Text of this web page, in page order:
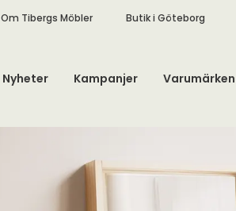
Om Tibergs Möbler Butik i Göteborg
Nyheter Kampanjer Varumärken